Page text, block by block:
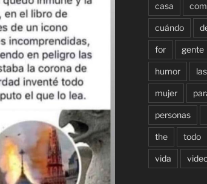
casa
cuándo
for gente
humor las
mujer
personas
the todo
vida